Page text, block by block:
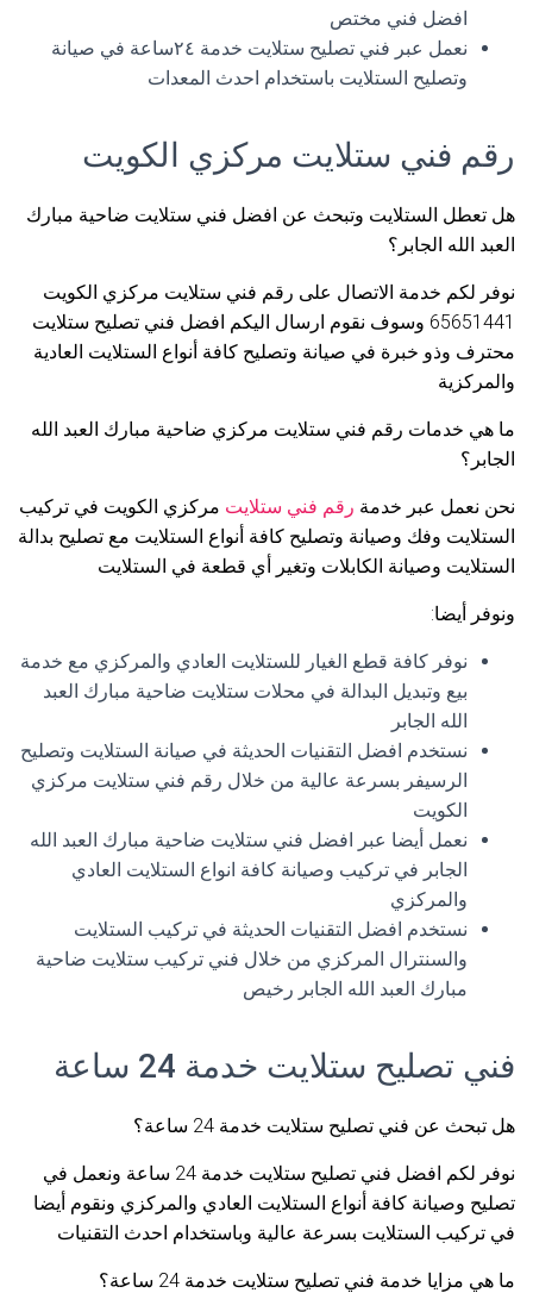
افضل فني مختص
نعمل عبر فني تصليح ستلايت خدمة ٢٤ساعة في صيانة
وتصليح الستلايت باستخدام احدث المعدات
رقم فني ستلايت مركزي الكويت
هل تعطل الستلايت وتبحث عن افضل فني ستلايت ضاحية مبارك
العبد الله الجابر؟
نوفر لكم خدمة الاتصال على رقم فني ستلايت مركزي الكويت
65651441 وسوف نقوم ارسال اليكم افضل فني تصليح ستلايت
محترف وذو خبرة في صيانة وتصليح كافة أنواع الستلايت العادية
والمركزية
ما هي خدمات رقم فني ستلايت مركزي ضاحية مبارك العبد الله
الجابر؟
نحن نعمل عبر خدمة رقم فني ستلايت مركزي الكويت في تركيب
الستلايت وفك وصيانة وتصليح كافة أنواع الستلايت مع تصليح بدالة
الستلايت وصيانة الكابلات وتغير أي قطعة في الستلايت
ونوفر أيضا:
نوفر كافة قطع الغيار للستلايت العادي والمركزي مع خدمة
بيع وتبديل البدالة في محلات ستلايت ضاحية مبارك العبد
الله الجابر
نستخدم افضل التقنيات الحديثة في صيانة الستلايت وتصليح
الرسيفر بسرعة عالية من خلال رقم فني ستلايت مركزي
الكويت
نعمل أيضا عبر افضل فني ستلايت ضاحية مبارك العبد الله
الجابر في تركيب وصيانة كافة انواع الستلايت العادي
والمركزي
نستخدم افضل التقنيات الحديثة في تركيب الستلايت
والسنترال المركزي من خلال فني تركيب ستلايت ضاحية
مبارك العبد الله الجابر رخيص
فني تصليح ستلايت خدمة 24 ساعة
هل تبحث عن فني تصليح ستلايت خدمة 24 ساعة؟
نوفر لكم افضل فني تصليح ستلايت خدمة 24 ساعة ونعمل في
تصليح وصيانة كافة أنواع الستلايت العادي والمركزي ونقوم أيضا
في تركيب الستلايت بسرعة عالية وباستخدام احدث التقنيات
ما هي مزايا خدمة فني تصليح ستلايت خدمة 24 ساعة؟